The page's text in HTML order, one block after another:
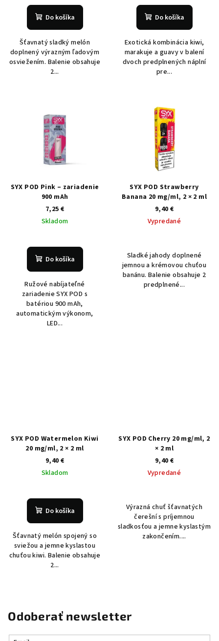
Do košíka
Šťavnatý sladký melón
doplnený výrazným ľadovým
osviežením. Balenie obsahuje
2...
Do košíka
Exotická kombinácia kiwi,
marakuje a guavy v balení
dvoch predplnených náplní
pre...
SYX POD Pink – zariadenie
900 mAh
7,25 €
Skladom
Do košíka
Ružové nabíjateľné
zariadenie SYX POD s
batériou 900 mAh,
automatickým výkonom,
LED...
SYX POD Strawberry
Banana 20 mg/ml, 2 × 2 ml
9,40 €
Vypredané
Sladké jahody doplnené
jemnou a krémovou chuťou
banánu. Balenie obsahuje 2
predplnené...
SYX POD Watermelon Kiwi
20 mg/ml, 2 × 2 ml
9,40 €
Skladom
Do košíka
Šťavnatý melón spojený so
sviežou a jemne kyslastou
chuťou kiwi. Balenie obsahuje
2...
SYX POD Cherry 20 mg/ml, 2
× 2 ml
9,40 €
Vypredané
Výrazná chuť šťavnatých
čerešní s príjemnou
sladkosťou a jemne kyslastým
zakončením....
Odoberať newsletter